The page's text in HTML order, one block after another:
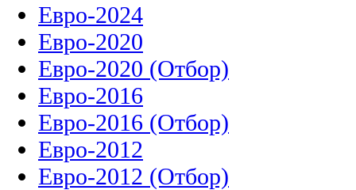
Евро-2024
Евро-2020
Евро-2020 (Отбор)
Евро-2016
Евро-2016 (Отбор)
Евро-2012
Евро-2012 (Отбор)